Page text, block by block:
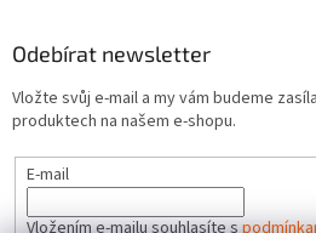
Odebírat newsletter
Vložte svůj e-mail a my vám budeme
produktech na našem e-shopu.
E-mail
Vložením e-mailu souhlasíte s